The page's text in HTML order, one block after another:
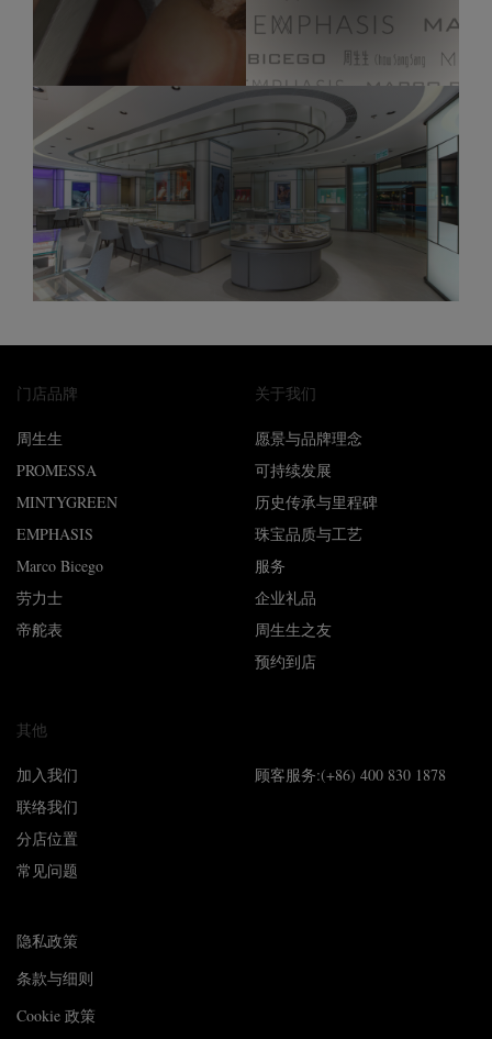
门店品牌
周生生
PROMESSA
MINTYGREEN
EMPHASIS
Marco Bicego
劳力士
帝舵表
关于我们
愿景与品牌理念
可持续发展
历史传承与里程碑
珠宝品质与工艺
服务
企业礼品
周生生之友
预约到店
其他
加入我们
联络我们
分店位置
常见问题
顾客服务:(+86) 400 830 1878
隐私政策
条款与细则
Cookie 政策